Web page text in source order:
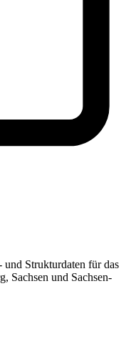
Strukturdaten für das
Sachsen und Sachsen-